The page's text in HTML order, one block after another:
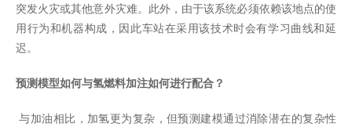
突发火灾或其他意外灾难。此外，由于该系统必须依赖该地点的使
用行为和机器构成，因此车站在采用该技术时会有学习曲线和延
迟 。
预测模型如何与氢燃料加注如何进行配合？
与加油相比，加氢更为复杂，但预测建模通过消除潜在的复杂性